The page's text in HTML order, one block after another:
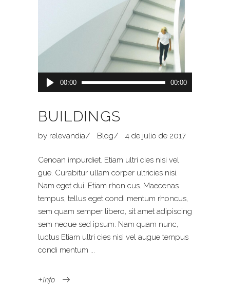
Reproductor
de
00:00 00:00
BUILDINGS
by relevandia Blog 4 de julio de 2017
Cenoan impurdiet. Etiam ultri cies nisi vel
gue. Curabitur ullam corper ultricies nisi.
Nam eget dui. Etiam rhon cus. Maecenas
tempus, tellus eget condi mentum rhoncus,
sem quam semper libero, sit amet adipiscing
sem neque sed ipsum. Nam quam nunc,
luctus Etiam ultri cies nisi vel augue tempus
condi mentum